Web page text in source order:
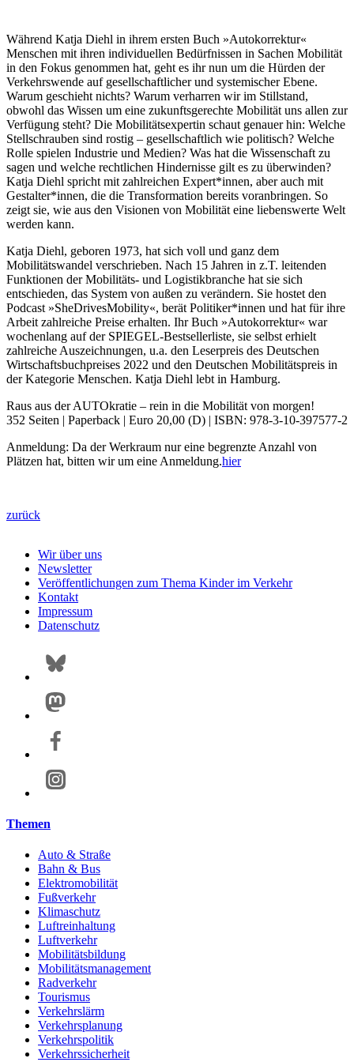
Während Katja Diehl in ihrem ersten Buch »Autokorrektur«
Menschen mit ihren individuellen Bedürfnissen in Sachen Mobilität
in den Fokus genommen hat, geht es ihr nun um die Hürden der
Verkehrswende auf gesellschaftlicher und systemischer Ebene.
Warum geschieht nichts? Warum verharren wir im Stillstand,
obwohl das Wissen um eine zukunftsgerechte Mobilität uns allen zur
Verfügung steht? Die Mobilitätsexpertin schaut genauer hin: Welche
Stellschrauben sind rostig – gesellschaftlich wie politisch? Welche
Rolle spielen Industrie und Medien? Was hat die Wissenschaft zu
sagen und welche rechtlichen Hindernisse gilt es zu überwinden?
Katja Diehl spricht mit zahlreichen Expert*innen, aber auch mit
Gestalter*innen, die die Transformation bereits voranbringen. So
zeigt sie, wie aus den Visionen von Mobilität eine liebenswerte Welt
werden kann.
Katja Diehl, geboren 1973, hat sich voll und ganz dem
Mobilitätswandel verschrieben. Nach 15 Jahren in z.T. leitenden
Funktionen der Mobilitäts- und Logistikbranche hat sie sich
entschieden, das System von außen zu verändern. Sie hostet den
Podcast »SheDrivesMobility«, berät Politiker*innen und hat für ihre
Arbeit zahlreiche Preise erhalten. Ihr Buch »Autokorrektur« war
wochenlang auf der SPIEGEL-Bestsellerliste, sie selbst erhielt
zahlreiche Auszeichnungen, u.a. den Leserpreis des Deutschen
Wirtschaftsbuchpreises 2022 und den Deutschen Mobilitätspreis in
der Kategorie Menschen. Katja Diehl lebt in Hamburg.
Raus aus der AUTOkratie – rein in die Mobilität von morgen!
352 Seiten | Paperback | Euro 20,00 (D) | ISBN: 978-3-10-397577-2
Anmeldung: Da der Werkraum nur eine begrenzte Anzahl von
Plätzen hat, bitten wir um eine Anmeldung.hier
zurück
Wir über uns
Newsletter
Veröffentlichungen zum Thema Kinder im Verkehr
Kontakt
Impressum
Datenschutz
Themen
Auto & Straße
Bahn & Bus
Elektromobilität
Fußverkehr
Klimaschutz
Luftreinhaltung
Luftverkehr
Mobilitätsbildung
Mobilitätsmanagement
Radverkehr
Tourismus
Verkehrslärm
Verkehrsplanung
Verkehrspolitik
Verkehrssicherheit